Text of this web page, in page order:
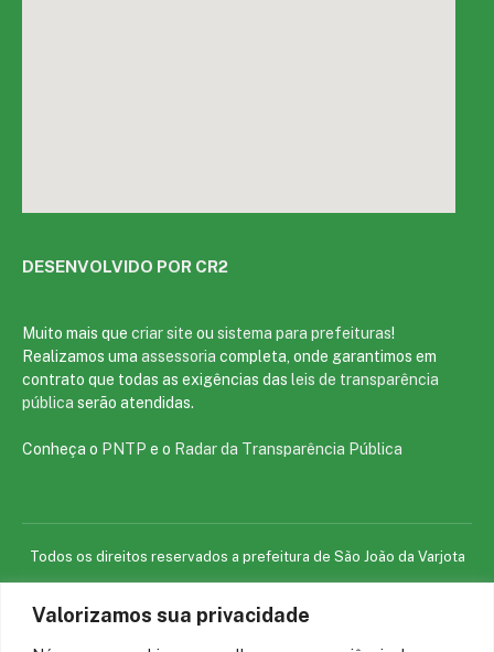
Valorizamos sua privacidade
DESENVOLVIDO POR CR2
Muito mais que criar site ou sistema para prefeituras!
Realizamos uma assessoria completa, onde garantimos em
contrato que todas as exigências das leis de transparência
pública serão atendidas.
Conheça o PNTP e o Radar da Transparência Pública
Todos os direitos reservados a prefeitura de São João da Varjota
Mapa do Site
Acessar Área Administrativa